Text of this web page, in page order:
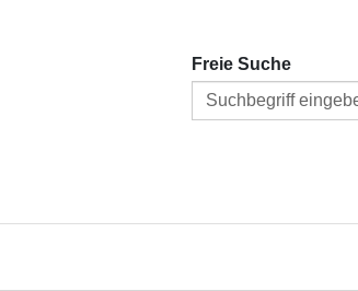
Freie Suche